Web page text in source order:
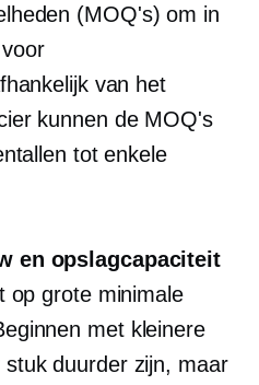
(MOQ's) om in
van het
kunnen de MOQ's
tot enkele
en opslagcapaciteit
op grote minimale
met kleinere
duurder zijn, maar